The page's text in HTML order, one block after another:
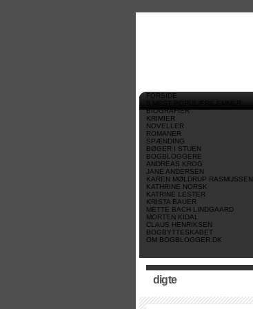
FORSIDE
5 MEST POPULÆRE EMNER
BIOGRAFIER
KRIMIER
NOVELLER
ROMANER
SPÆNDING
BØGER I STUEN
BOGBLOGGERE
ANDREAS KROG
JANE ANDERSEN
KAREN MØLDRUP RASMUSSEN
KATHRINE NORSK
KATRINE LESTER
KRISTA BAUER
METTE BACH LINDGAARD
MORTEN KIDAL
CLAUS HENRIKSEN
BOGBYTTESKABET
OM BOGBLOGGER.DK
digte